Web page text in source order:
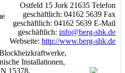
Ostfeld 15 Jork 21635 Telefon
geschäftlich: 04162 5639 Fax
geschäftlich: 04162 5639 E-Mail
geschäftlich: info@berg-shk.de
Webseite: http://www.berg-shk.de
,
Installationen,
15378,